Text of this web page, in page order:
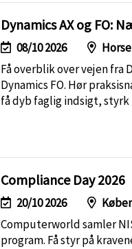
Dynamics AX og FO:
08/10 2026
Få overblik over vejen fra
Dynamics FO. Hør
få dyb faglig indsigt,
Compliance Day 2026
20/10 2026
Computerworld samler
program. Få styr på